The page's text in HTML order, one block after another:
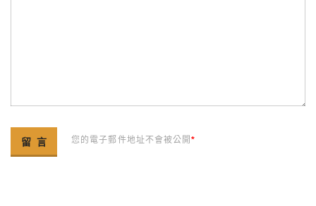
您的電子郵件地址不會被公開*